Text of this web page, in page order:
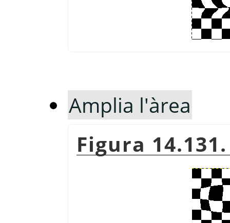
Amplia l'àrea
Figura